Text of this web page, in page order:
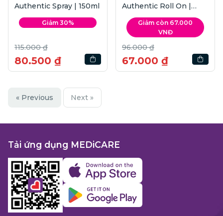
Authentic Spray | 150ml
Giảm 30%
115.000 ₫
80.500 ₫
Authentic Roll On |
50ml
Giảm còn 67.000
VNĐ
96.000 ₫
67.000 ₫
« Previous Next »
Tải ứng dụng MEDiCARE